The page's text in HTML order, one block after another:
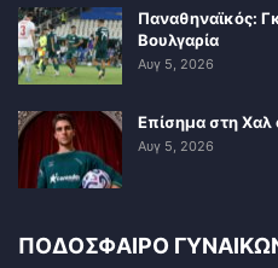
Παναθηναϊκός:
Βουλγαρία
Αυγ 5, 2026
Επίσημα στη
Αυγ 5, 2026
ΠΟΔΟΣΦΑΙΡΟ